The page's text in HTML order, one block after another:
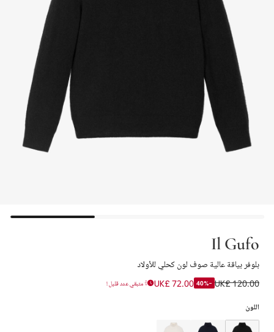
Il Gufo
بلوفر بياقة عالية صوف لون كحلي للأولاد
UK£ 120.00
-40%
UK£ 72.00 متبقي عدد قليل !
اللون